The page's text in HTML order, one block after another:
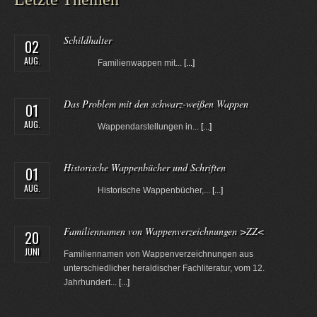
02
AUG.
Schildhalter
Familienwappen mit... [...]
01
AUG.
Das Problem mit den schwarz-weißen Wappen
Wappendarstellungen in... [...]
01
AUG.
Historische Wappenbücher und Schriften
Historische Wappenbücher,... [...]
20
JUNI
Familiennamen von Wappenverzeichnungen >ZZ<
Familiennamen von Wappenverzeichnungen aus
unterschiedlicher heraldischer Fachliteratur, vom 12.
Jahrhundert... [...]